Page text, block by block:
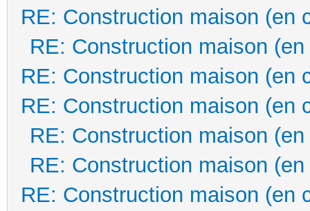
RE: Construction maison (en
RE: Construction maison
RE: Construction maison (en
RE: Construction maison (en
RE: Construction maison
RE: Construction maison
RE: Construction maison (en